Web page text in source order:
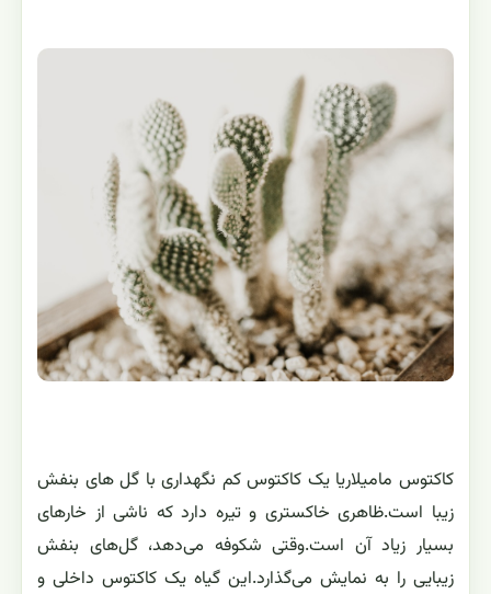
کاکتوس مامیلاریا یک کاکتوس کم نگهداری با گل های بنفش
زیبا است.ظاهری خاکستری و تیره دارد که ناشی از خارهای
بسیار زیاد آن است.وقتی شکوفه می‌دهد، گل‌های بنفش
زیبایی را به نمایش می‌گذارد.این گیاه یک کاکتوس داخلی و